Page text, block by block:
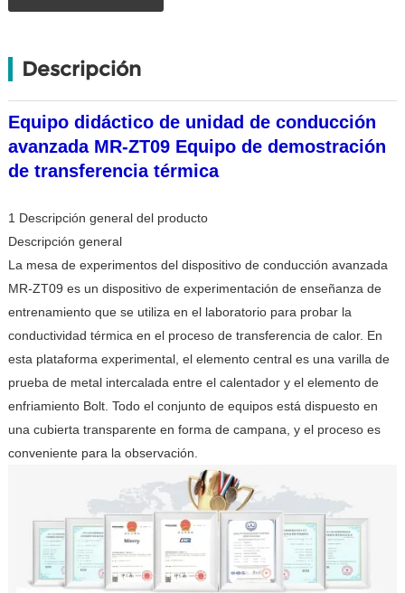
Descripción
Equipo didáctico de unidad de conducción
avanzada MR-ZT09 Equipo de demostración
de transferencia térmica
1 Descripción general del producto
Descripción general
La mesa de experimentos del dispositivo de conducción avanzada
MR-ZT09 es un dispositivo de experimentación de enseñanza de
entrenamiento que se utiliza en el laboratorio para probar la
conductividad térmica en el proceso de transferencia de calor. En
esta plataforma experimental, el elemento central es una varilla de
prueba de metal intercalada entre el calentador y el elemento de
enfriamiento Bolt. Todo el conjunto de equipos está dispuesto en
una cubierta transparente en forma de campana, y el proceso es
conveniente para la observación.